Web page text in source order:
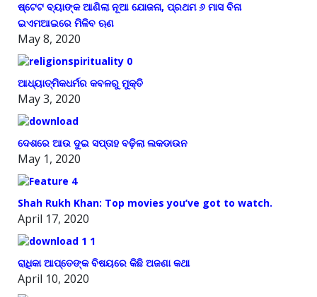
ଷ୍ଟେଟ ବ୍ୟାଙ୍କ ଆଣିଲା ନୂଆ ଯୋଜନା, ପ୍ରଥମ ୬ ମାସ ବିନା
ଇଏମଆଇରେ ମିଳିବ ଋଣ
May 8, 2020
ଆଧ୍ୟାତ୍ମିକଧର୍ମର କବଳରୁ ମୁକ୍ତି
May 3, 2020
ଦେଶରେ ଆଉ ଦୁଇ ସପ୍ତାହ ବଢ଼ିଲା ଲକଡାଉନ
May 1, 2020
Shah Rukh Khan: Top movies you’ve got to watch.
April 17, 2020
ରାଧିକା ଆପ୍ତେଙ୍କ ବିଷୟରେ କିଛି ଅଜଣା କଥା
April 10, 2020